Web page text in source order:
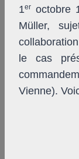
1er octobre
Müller,
le cas
Vienne).